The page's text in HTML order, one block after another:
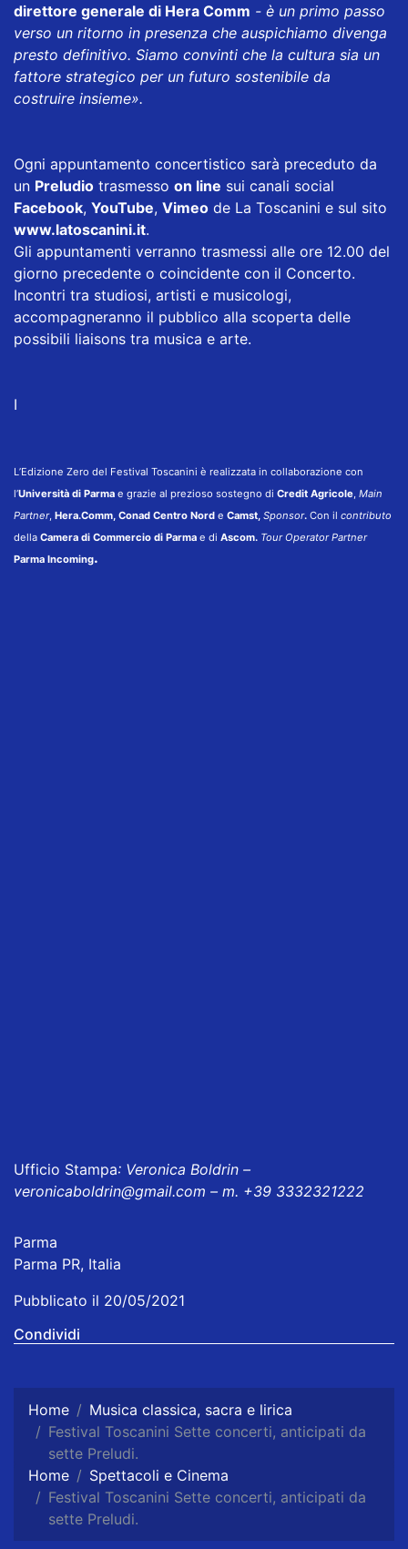
direttore generale di Hera Comm - è un primo passo
verso un ritorno in presenza che auspichiamo divenga
presto definitivo. Siamo convinti che la cultura sia un
fattore strategico per un futuro sostenibile da
costruire insieme».
Ogni appuntamento concertistico sarà preceduto da
un Preludio trasmesso on line sui canali social
Facebook, YouTube, Vimeo de La Toscanini e sul sito
www.latoscanini.it.
Gli appuntamenti verranno trasmessi alle ore 12.00 del
giorno precedente o coincidente con il Concerto.
Incontri tra studiosi, artisti e musicologi,
accompagneranno il pubblico alla scoperta delle
possibili liaisons tra musica e arte.
I
L’Edizione Zero del Festival Toscanini è realizzata in collaborazione con
l’Università di Parma e grazie al prezioso sostegno di Credit Agricole Main
Partner, Hera.Comm, Conad Centro Nord e Camst, Sponsor. Con il contributo
della Camera di Commercio di Parma e di Ascom. Tour Operator Partner
Parma Incoming.
Ufficio Stampa: Veronica Boldrin –
veronicaboldrin@gmail.com – m. +39 3332321222
Parma
Parma PR, Italia
Pubblicato il 20/05/2021
Condividi
Home
Musica classica, sacra e lirica
Festival Toscanini Sette concerti, anticipati da
sette Preludi.
Home
Spettacoli e Cinema
Festival Toscanini Sette concerti, anticipati da
sette Preludi.